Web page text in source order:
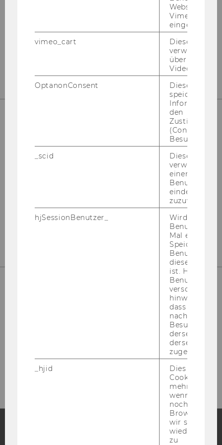
Tel:+43-1-31336-4890
UNSERE SOCIAL MEDIA KANÄLE
Bitte klicken Sie hier um sich für
den Newsletter anzumelden!
Websites, auf
Vimeo-Video
eingebettet
vimeo_cart
Dieses
verwendet,
überprüfen,
Video
OptanonConsent
Dieses Cookie
speichert
den
(Consent)
Besuchers.
_scid
Dieses
verwendet,
einem/einer
Benutzer*in
eindeutige ID
zuzuweisen
hjSessionBenutzer_
Wird gesetzt,
Benutzer
Mal eine
Speichert die
Benutzer-ID,
diese Seite
ist. Hotjar
Benutzer
verschiedene
hinweg.Stellt
dass Daten
Besuchen auf
derselben
derselben
zugeordnet
_hjid
Dies ist ein
Cookie, das
mehr setzen,
wenn ein
noch in
Browser hat,
wir seinen
zu